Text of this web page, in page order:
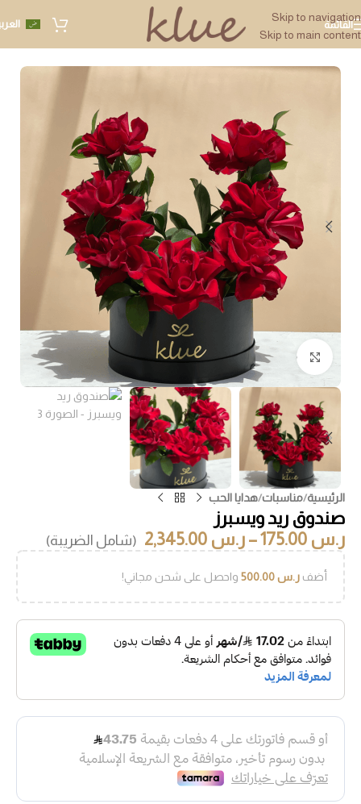
Skip to navigation
Skip to main content
القائمة
Click to enlarge
الرئيسية/مناسبات/هدايا الحب
صندوق ريد ويسبرز
ر.س
– ر.س (شامل الضريبة)
أضف ر.س واحصل على شحن مجاني!